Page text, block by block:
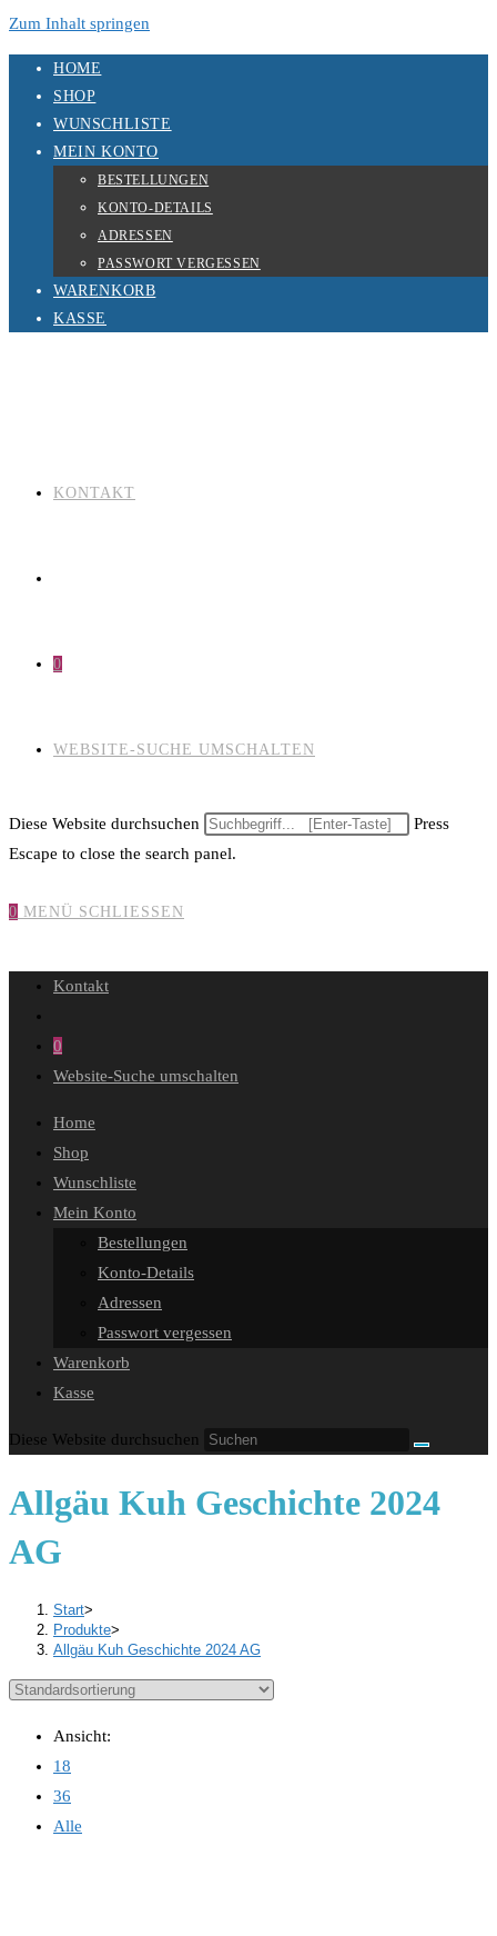
Zum Inhalt springen
HOME
SHOP
WUNSCHLISTE
MEIN KONTO
BESTELLUNGEN
KONTO-DETAILS
ADRESSEN
PASSWORT VERGESSEN
WARENKORB
KASSE
KONTAKT
0
WEBSITE-SUCHE UMSCHALTEN
Diese Website durchsuchen
Press
Escape to close the search panel.
0 MENÜ SCHLIESSEN
Kontakt
0
Website-Suche umschalten
Home
Shop
Wunschliste
Mein Konto
Bestellungen
Konto-Details
Adressen
Passwort vergessen
Warenkorb
Kasse
Diese Website durchsuchen
Allgäu Kuh Geschichte 2024
AG
Start>
Produkte>
Allgäu Kuh Geschichte 2024 AG
Ansicht:
18
36
Alle